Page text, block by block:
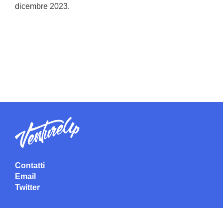
dicembre 2023.
Contatti
Email
Twitter